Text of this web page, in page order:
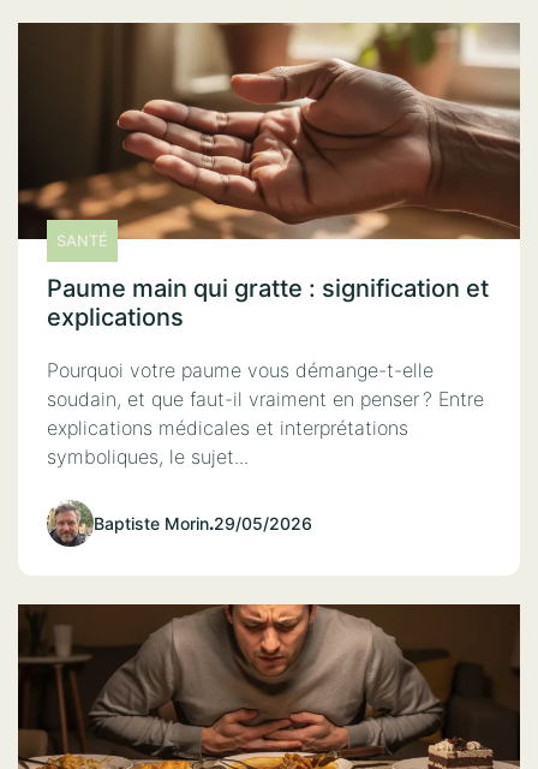
SANTÉ
Paume main qui gratte : signification et
explications
Pourquoi votre paume vous démange-t-elle
soudain, et que faut-il vraiment en penser ? Entre
explications médicales et interprétations
symboliques, le sujet...
Baptiste Morin.29/05/2026